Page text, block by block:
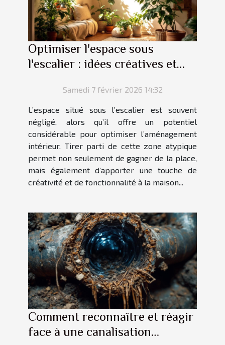
Optimiser l'espace sous
l'escalier : idées créatives et
Samedi 7 février 2026 14:32
L’espace situé sous l’escalier est souvent
négligé, alors qu’il offre un potentiel
considérable pour optimiser l’aménagement
intérieur. Tirer parti de cette zone atypique
permet non seulement de gagner de la place,
mais également d’apporter une touche de
créativité et de fonctionnalité à la maison...
Comment reconnaître et réagir
face à une canalisation